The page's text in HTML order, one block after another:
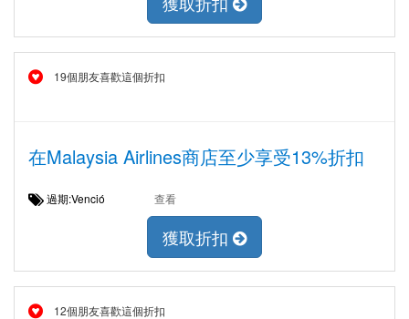
19個朋友喜歡這個折扣
在Malaysia Airlines商店至少享受13%折扣
過期:Venció 查看
獲取折扣
12個朋友喜歡這個折扣